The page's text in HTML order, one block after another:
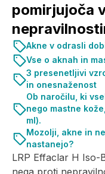
pomirjujoča
LRP Effaclar H Iso-
nega proti
Akne v odrasli
Vse o aknah in
3 presenetljivi
in onesnaženost
Ob naročilu, ki
nego mastne
ml).
Mozolji, akne in
nastanejo?